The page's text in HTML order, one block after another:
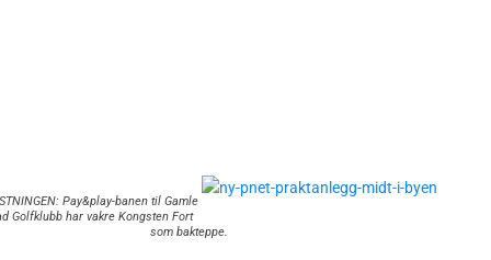
Pay&play-banen til Gamle
Golfklubb har vakre Kongsten Fort
som bakteppe.